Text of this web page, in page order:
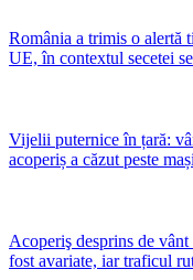
România a trimis o alertă
UE, în contextul secetei
Vijelii puternice în țară:
acoperiș a căzut peste
Acoperiş desprins de
fost avariate, iar traficul